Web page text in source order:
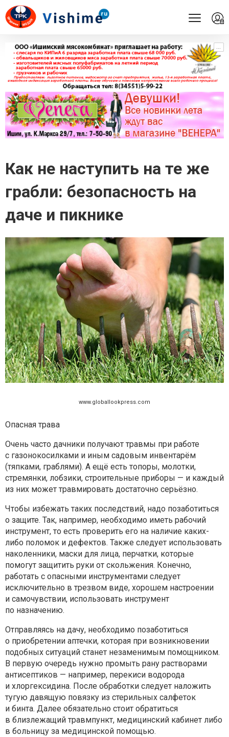
...
...
Как не наступить на те же
грабли: безопасность на
даче и пикнике
www.globallookpress.com
Опасная трава
Очень часто дачники получают травмы при работе
с газонокосилками и иным садовым инвентарём
(тяпками, граблями). А ещё есть топоры, молотки,
стремянки, лобзики, строительные приборы — и каждый
из них может травмировать достаточно серьёзно.
Чтобы избежать таких последствий, надо позаботиться
о защите. Так, например, необходимо иметь рабочий
инструмент, то есть проверить его на наличие каких-
либо поломок и дефектов. Также следует использовать
наколенники, маски для лица, перчатки, которые
помогут защитить руки от скольжения. Конечно,
работать с опасными инструментами следует
исключительно в трезвом виде, хорошем настроении
и самочувствии, использовать инструмент
по назначению.
Отправляясь на дачу, необходимо позаботиться
о приобретении аптечки, которая при возникновении
подобных ситуаций станет незаменимым помощником.
В первую очередь нужно промыть рану растворами
антисептиков — например, перекиси водорода
и хлоргексидина. После обработки следует наложить
тугую давящую повязку из стерильных салфеток
и бинта. Далее обязательно стоит обратиться
в близлежащий травмпункт, медицинский кабинет либо
в больницу за медицинской помощью.